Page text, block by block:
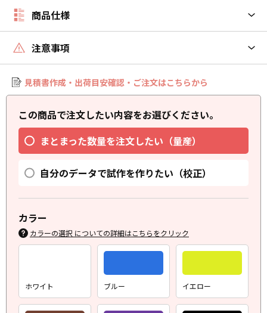
商品仕様
注意事項
見積書作成・出荷目安確認・ご注文はこちらから
この商品で注文したい内容をお選びください。
まとまった数量を注文したい（量産）
自分のデータで試作を作りたい（校正）
カラー
カラーの選択 についての詳細はこちらをクリック
ホワイト ブルー イエロー